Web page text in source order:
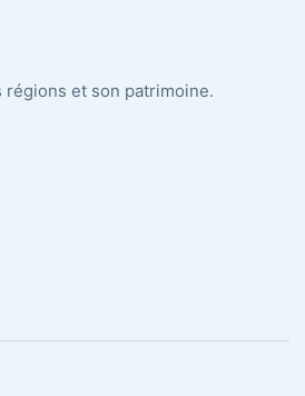
régions et son patrimoine.